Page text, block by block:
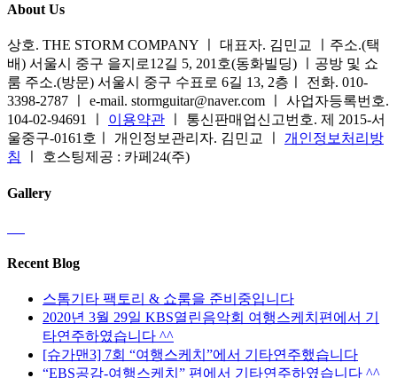
니
다
선
택
할
수
있
습
니
이
지
에
서
옵
션
을
선
다
습
니
다.
상
품
페
이
택
할
수
있
About Us
상호. THE STORM COMPANY ㅣ 대표자. 김민교 ㅣ주소.(택
배) 서울시 중구 을지로12길 5, 201호(동화빌딩) ㅣ공방 및 쇼
룸 주소.(방문) 서울시 중구 수표로 6길 13, 2층ㅣ 전화. 010-
3398-2787 ㅣ e-mail. stormguitar@naver.com ㅣ 사업자등록번호.
104-02-94691 ㅣ 이용약관 ㅣ 통신판매업신고번호. 제 2015-서
울중구-0161호ㅣ 개인정보관리자. 김민교 ㅣ 개인정보처리방
침
ㅣ 호스팅제공 : 카페24(주)
Gallery
Recent Blog
스톰기타 팩토리 & 쇼룸을 준비중입니다
2020년 3월 29일 KBS열린음악회 여행스케치편에서 기
타연주하였습니다 ^^
[슈가맨3] 7회 “여행스케치”에서 기타연주했습니다
“EBS공감-여행스케치” 편에서 기타연주하였습니다 ^^